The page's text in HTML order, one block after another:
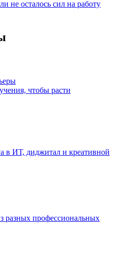
не осталось сил на работу
чтобы расти
в ИТ, диджитал и креативной
разных профессиональных